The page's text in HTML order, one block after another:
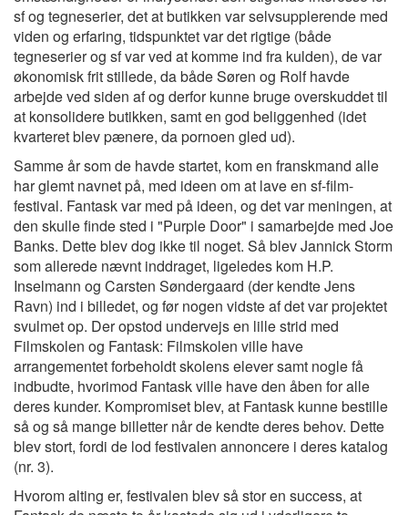
sf og tegneserier, det at butikken var selvsupplerende med
viden og erfaring, tidspunktet var det rigtige (både
tegneserier og sf var ved at komme ind fra kulden), de var
økonomisk frit stillede, da både Søren og Rolf havde
arbejde ved siden af og derfor kunne bruge overskuddet til
at konsolidere butikken, samt en god beliggenhed (idet
kvarteret blev pænere, da pornoen gled ud).
Samme år som de havde startet, kom en franskmand alle
har glemt navnet på, med ideen om at lave en sf-film-
festival. Fantask var med på ideen, og det var meningen, at
den skulle finde sted i "Purple Door" i samarbejde med Joe
Banks. Dette blev dog ikke til noget. Så blev Jannick Storm
som allerede nævnt inddraget, ligeledes kom H.P.
Inselmann og Carsten Søndergaard (der kendte Jens
Ravn) ind i billedet, og før nogen vidste af det var projektet
svulmet op. Der opstod undervejs en lille strid med
Filmskolen og Fantask: Filmskolen ville have
arrangementet forbeholdt skolens elever samt nogle få
indbudte, hvorimod Fantask ville have den åben for alle
deres kunder. Kompromiset blev, at Fantask kunne bestille
så og så mange billetter når de kendte deres behov. Dette
blev stort, fordi de lod festivalen annoncere i deres katalog
(nr. 3).
Hvorom alting er, festivalen blev så stor en success, at